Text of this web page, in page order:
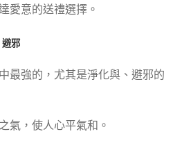
愛意的送禮選擇。
邪
最強的，尤其是淨化與、避邪的
氣，使人心平氣和。